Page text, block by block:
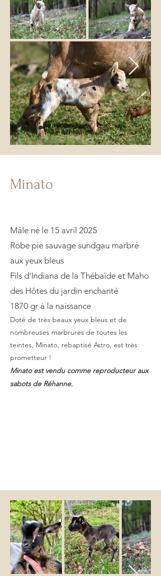
Minato
Mâle né le 15 avril 2025
Robe pie sauvage sundgau marbré
aux yeux bleus
Fils d'Indiana de la Thébaïde et Maho
des Hôtes du jardin enchanté
1870 gr à la naissance
Doté de très beaux yeux bleus et de
nombreuses marbrures de toutes les
teintes, Minato, rebaptisé Astro, est très
prometteur !
Minato est vendu comme reproducteur aux
sabots de Réhanne.